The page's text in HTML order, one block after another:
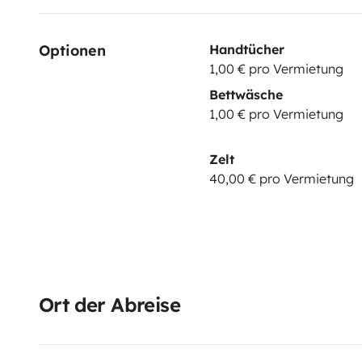
Optionen
Handtücher
1,00 € pro Vermietung
Bettwäsche
1,00 € pro Vermietung
Zelt
40,00 € pro Vermietung
Ort der Abreise